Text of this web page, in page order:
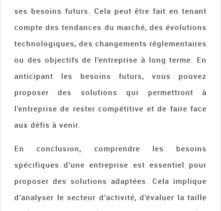
ses besoins futurs. Cela peut être fait en tenant
compte des tendances du marché, des évolutions
technologiques, des changements réglementaires
ou des objectifs de l’entreprise à long terme. En
anticipant les besoins futurs, vous pouvez
proposer des solutions qui permettront à
l’entreprise de rester compétitive et de faire face
aux défis à venir.
En conclusion, comprendre les besoins
spécifiques d’une entreprise est essentiel pour
proposer des solutions adaptées. Cela implique
d’analyser le secteur d’activité, d’évaluer la taille